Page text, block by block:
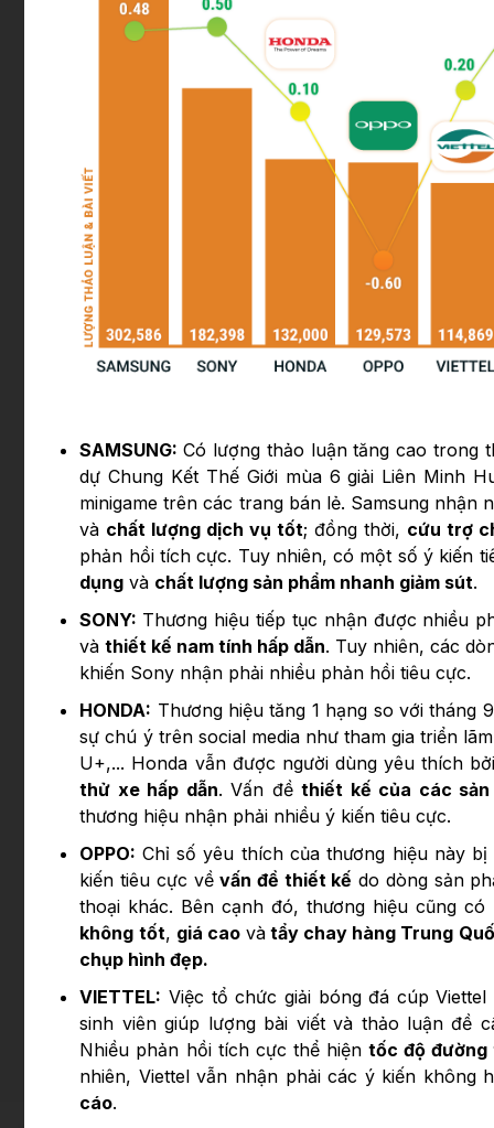
SAMSUNG:Có lượng thảo luận tăng cao trong
dự Chung Kết Thế Giới mùa 6 giải Liên Minh
minigame trên các trang bán lẻ. Samsung
và chất lượng dịch vụ tốt; đồng thời, cứu trợ
phản hồi tích cực. Tuy nhiên, có một số ý kiến
dụng và chất lượng sản phẩm nhanh giảm sút.
SONY: Thương hiệu tiếp tục nhận được nhiều
vàthiết kế nam tính hấp dẫn. Tuy nhiên, các
khiến Sony nhận phải nhiều phản hồi tiêu cực.
HONDA: Thương hiệu tăng 1 hạng so với tháng
sự chú ý trên social media như tham gia triển
U+,... Honda vẫn được người dùng yêu thích bởi
thử xe hấp dẫn. Vấn đềthiết kế của các sản
thương hiệu nhận phải nhiều ý kiến tiêu cực.
OPPO: Chỉ số yêu thích của thương hiệu này
kiến tiêu cực vềvấn đề thiết kế do dòng sản
thoại khác. Bên cạnh đó, thương hiệu cũng
không tốt, giá caovàtẩy chay hàng Trung
chụp hình đẹp.
VIETTEL: Việc tổ chức giải bóng đá cúp
sinh viên giúp lượng bài viết và thảo luận đề
Nhiều phản hồi tích cực thể hiện tốc độ đường
nhiên, Viettel vẫn nhận phải các ý kiến không
cáo.